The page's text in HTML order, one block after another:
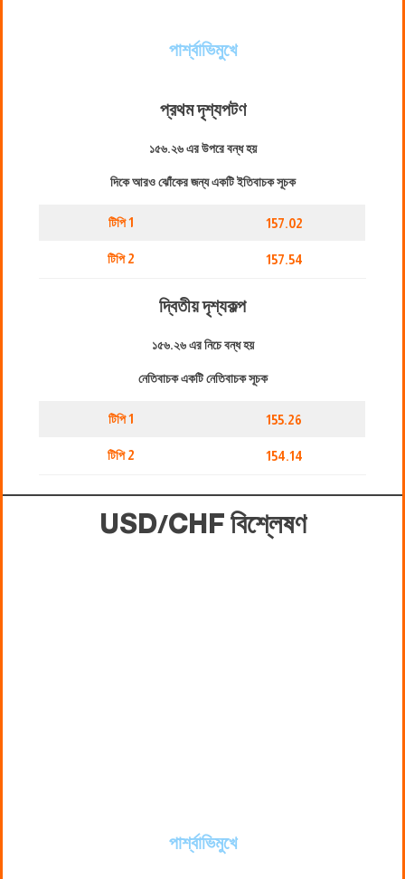
পার্শ্বাভিমুখে
প্রথম দৃশ্যপটণ
১৫৬.২৬ এর উপরে বন্ধ হয়
দিকে আরও ঝোঁকের জন্য একটি ইতিবাচক সূচক
টিপি 1 157.02
টিপি 2 157.54
দ্বিতীয় দৃশ্যকল্প
১৫৬.২৬ এর নিচে বন্ধ হয়
নেতিবাচক একটি নেতিবাচক সূচক
টিপি 1 155.26
টিপি 2 154.14
USD/CHF বিশ্লেষণ
পার্শ্বাভিমুখে